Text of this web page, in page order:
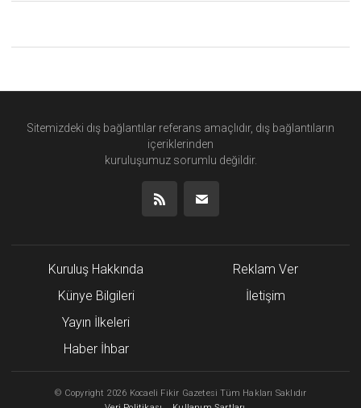
Sitemizdeki dış bağlantılar referans amaçlıdır, dış bağlantıların
içeriklerinden
kuruluşumuz sorumlu değildir.
Kuruluş Hakkında
Künye Bilgileri
Yayın İlkeleri
Haber İhbar
Reklam Ver
İletişim
© Copyright 2026 Kocaeli Fikir Gazetesi Tüm Hakları Saklıdır